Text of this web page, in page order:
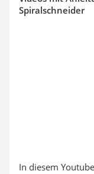
Spiralschneider
In diesem